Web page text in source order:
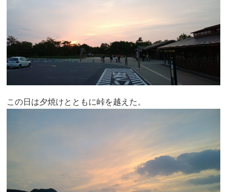
この日は夕焼けとともに峠を越えた。